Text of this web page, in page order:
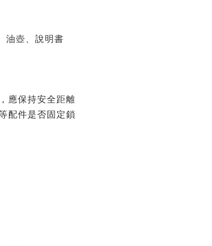
油壺、說明書
應保持安全距離
配件是否固定鎖